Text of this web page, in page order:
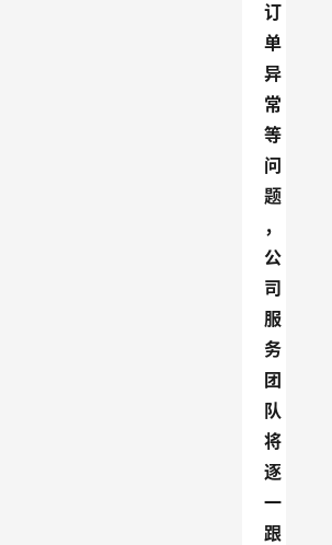
订
单
异
常
等
问
题
，
公
司
服
务
团
队
将
逐
一
跟